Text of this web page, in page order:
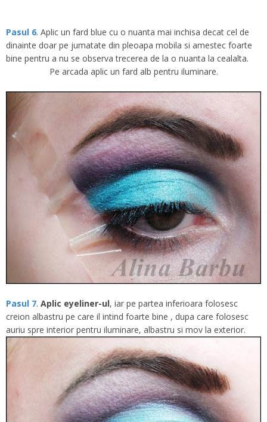
Pasul 6. Aplic un fard blue cu o nuanta mai inchisa decat cel de
dinainte doar pe jumatate din pleoapa mobila si amestec foarte
bine pentru a nu se observa trecerea de la o nuanta la cealalta.
Pe arcada aplic un fard alb pentru iluminare.
Pasul 7. Aplic eyeliner-ul, iar pe partea inferioara folosesc
creion albastru pe care il intind foarte bine , dupa care folosesc
auriu spre interior pentru iluminare, albastru si mov la exterior.